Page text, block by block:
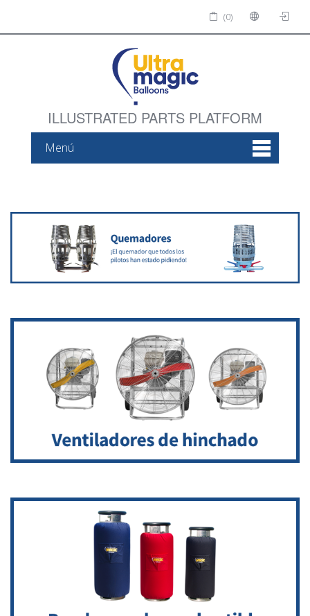
(0)
ILLUSTRATED PARTS PLATFORM
Menú